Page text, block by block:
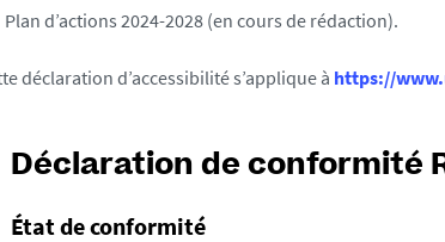
Plan d’actions 2024-2028 (en cours de rédaction).
déclaration d’accessibilité s’applique à https://
Déclaration de conformité
État de conformité